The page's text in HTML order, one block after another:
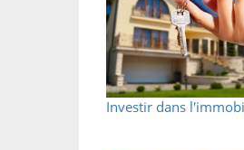
Investir dans